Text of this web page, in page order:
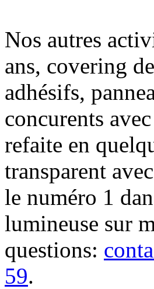
Nos autres
ans, covering
adhésifs,
concurents
refaite en
transparent
le numéro 1
lumineuse sur
questions:
59.